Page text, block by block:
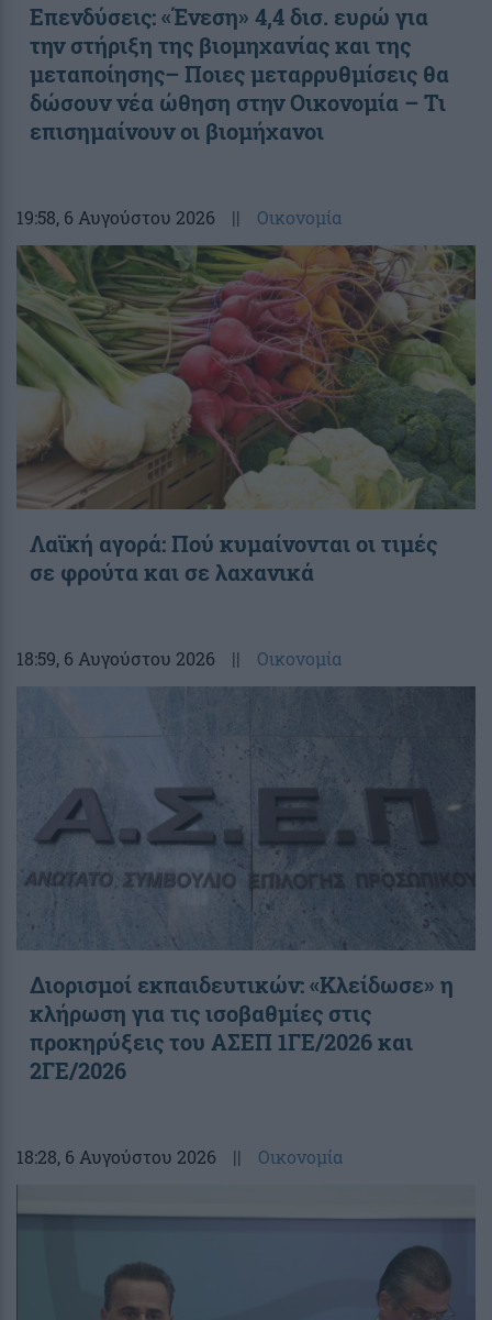
Επενδύσεις: «Ένεση» 4,4 δισ. ευρώ για
την στήριξη της βιομηχανίας και της
μεταποίησης– Ποιες μεταρρυθμίσεις θα
δώσουν νέα ώθηση στην Οικονομία – Τι
επισημαίνουν οι βιομήχανοι
19:58, 6 Αυγούστου 2026 || Οικονομία
Λαϊκή αγορά: Πού κυμαίνονται οι τιμές
σε φρούτα και σε λαχανικά
18:59, 6 Αυγούστου 2026 || Οικονομία
Διορισμοί εκπαιδευτικών: «Κλείδωσε» η
κλήρωση για τις ισοβαθμίες στις
προκηρύξεις του ΑΣΕΠ 1ΓΕ/2026 και
2ΓΕ/2026
18:28, 6 Αυγούστου 2026 || Οικονομία